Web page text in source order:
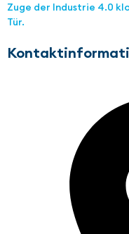
Zuge der Industrie 4.0
Tür.